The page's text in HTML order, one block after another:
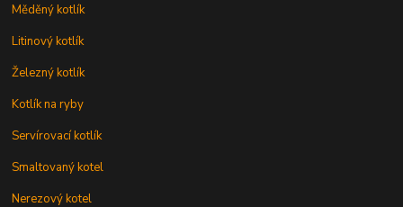
Měděný kotlík
Litinový kotlík
Železný kotlík
Kotlík na ryby
Servírovací kotlík
Smaltovaný kotel
Nerezový kotel